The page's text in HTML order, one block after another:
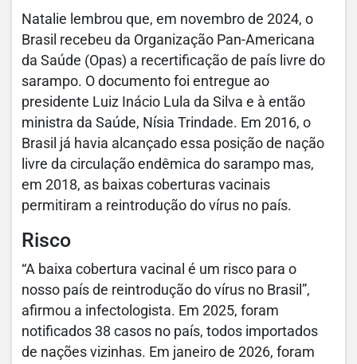
Natalie lembrou que, em novembro de 2024, o
Brasil recebeu da Organização Pan-Americana
da Saúde (Opas) a recertificação de país livre do
sarampo. O documento foi entregue ao
presidente Luiz Inácio Lula da Silva e à então
ministra da Saúde, Nísia Trindade. Em 2016, o
Brasil já havia alcançado essa posição de nação
livre da circulação endêmica do sarampo mas,
em 2018, as baixas coberturas vacinais
permitiram a reintrodução do vírus no país.
Risco
“A baixa cobertura vacinal é um risco para o
nosso país de reintrodução do vírus no Brasil”,
afirmou a infectologista. Em 2025, foram
notificados 38 casos no país, todos importados
de nações vizinhas. Em janeiro de 2026, foram